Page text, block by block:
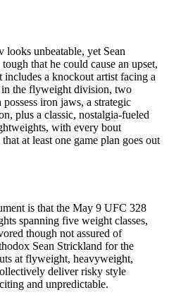
looks unbeatable, yet Sean
that he could cause an upset,
a knockout artist facing a
in the flyweight division, two
iron jaws, a strategic
plus a classic, nostalgia-fueled
with every bout
at least one game plan goes out
is that the May 9 UFC 328
spanning five weight classes,
though not assured of
Sean Strickland for the
at flyweight, heavyweight,
deliver risky style
and unpredictable.